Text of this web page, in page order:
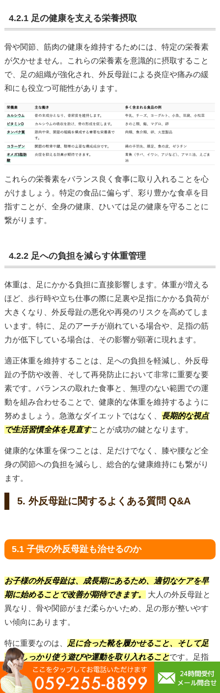
4.2.1 足の健康を支える栄養摂取
骨や関節、筋肉の健康を維持するためには、特定の栄養素
が欠かせません。これらの栄養素を意識的に摂取すること
で、足の組織が強化され、外反母趾による炎症や痛みの緩
和にも役立つ可能性があります。
これらの栄養素をバランス良く食事に取り入れることを心
がけましょう。特定の食品に偏らず、彩り豊かな食卓を目
指すことが、全身の健康、ひいては足の健康を守ることに
繋がります。
4.2.2 足への負担を減らす体重管理
体重は、足にかかる負担に直接影響します。体重が増える
ほど、歩行時や立ち仕事の際に足裏や足指にかかる負荷が
大きくなり、外反母趾の悪化や再発のリスクを高めてしま
います。特に、足のアーチが崩れている場合や、足指の筋
力が低下している場合は、その影響が顕著に現れます。
適正体重を維持することは、足への負担を軽減し、外反母
趾の予防や改善、そして再発防止において非常に重要な要
素です。バランスの取れた食事と、無理のない範囲での運
動を組み合わせることで、健康的な体重を維持するように
努めましょう。急激なダイエットではなく、 長期的な視点
で生活習慣全体を見直すことが成功の鍵となります。
健康的な体重を保つことは、足だけでなく、膝や腰など全
身の関節への負担を減らし、総合的な健康維持にも繋がり
ます。
5. 外反母趾に関するよくある質問 Q&A
5.1 子供の外反母趾も治せるのか
お子様の外反母趾は、成長期にあるため、適切なケアを早
期に始めることで改善が期待できます。
大人の外反母趾と
異なり、骨や関節がまだ柔らかいため、足の形が整いやす
い傾向にあります。
特に重要なのは、
足に合った靴を履かせること、そして足
指をしっかり使う遊びや運動を取り入れることです。足指
を鍛えることで、足裏のアーチ形成が促され、外反母趾の
進行を抑えたり、改善につながったりすることがありま